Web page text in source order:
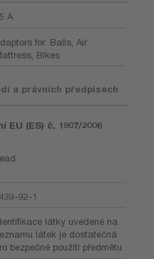
A
for: Balls, Air
Bikes
a právních předpisech
(ES) č. 1907/2006
92-1
látky uvedené na
látek je dostatečná
bezpečné použití předmětu.